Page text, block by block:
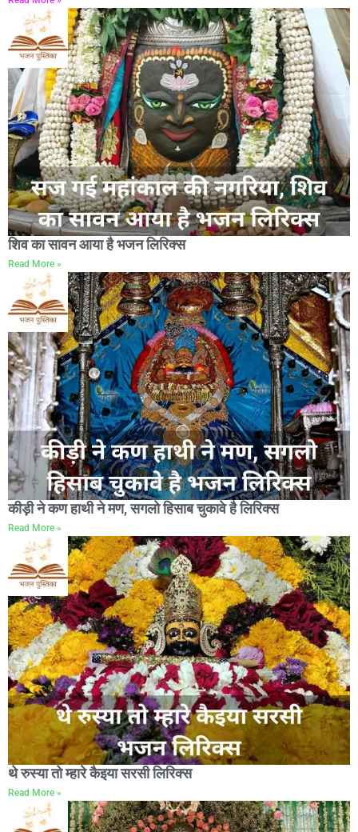
शिव का सावन आया है भजन लिरिक्स
Read More »
कीड़ी ने कण हाथी ने मण, सगलो हिसाब चुकावे है लिरिक्स
Read More »
थे रुस्या तो म्हारे कैइया सरसी लिरिक्स
Read More »